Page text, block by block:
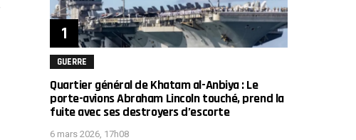
GUERRE
Quartier général de Khatam al-Anbiya : Le
porte-avions Abraham Lincoln touché, prend la
fuite avec ses destroyers d’escorte
6 mars 2026, 17h08